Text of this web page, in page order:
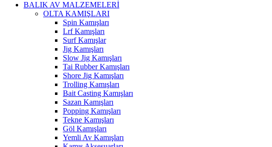
BALIK AV MALZEMELERİ
OLTA KAMIŞLARI
Spin Kamışları
Lrf Kamışları
Surf Kamışlar
Jig Kamışları
Slow Jig Kamışları
Tai Rubber Kamışları
Shore Jig Kamışları
Trolling Kamışları
Bait Casting Kamışları
Sazan Kamışları
Popping Kamışları
Tekne Kamışları
Göl Kamışları
Yemli Av Kamışları